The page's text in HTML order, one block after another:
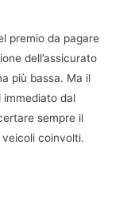
premio da pagare
dell’assicurato
più bassa. Ma il
immediato dal
sempre il
coinvolti.